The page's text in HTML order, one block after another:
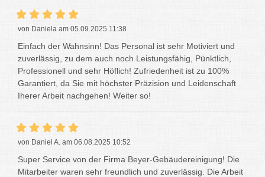
von Daniela am 05.09.2025 11:38
Einfach der Wahnsinn! Das Personal ist sehr Motiviert und
zuverlässig, zu dem auch noch Leistungsfähig, Pünktlich,
Professionell und sehr Höflich! Zufriedenheit ist zu 100%
Garantiert, da Sie mit höchster Präzision und Leidenschaft
Iherer Arbeit nachgehen! Weiter so!
von Daniel A. am 06.08.2025 10:52
Super Service von der Firma Beyer-Gebäudereinigung! Die
Mitarbeiter waren sehr freundlich und zuverlässig. Die Arbeit